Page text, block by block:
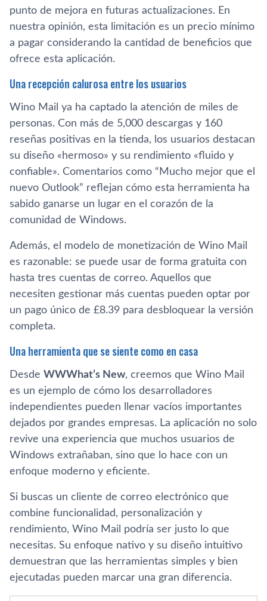
punto de mejora en futuras actualizaciones. En
nuestra opinión, esta limitación es un precio mínimo
a pagar considerando la cantidad de beneficios que
ofrece esta aplicación.
Una recepción calurosa entre los usuarios
Wino Mail ya ha captado la atención de miles de
personas. Con más de 5,000 descargas y 160
reseñas positivas en la tienda, los usuarios destacan
su diseño «hermoso» y su rendimiento «fluido y
confiable». Comentarios como “Mucho mejor que el
nuevo Outlook” reflejan cómo esta herramienta ha
sabido ganarse un lugar en el corazón de la
comunidad de Windows.
Además, el modelo de monetización de Wino Mail
es razonable: se puede usar de forma gratuita con
hasta tres cuentas de correo. Aquellos que
necesiten gestionar más cuentas pueden optar por
un pago único de £8.39 para desbloquear la versión
completa.
Una herramienta que se siente como en casa
Desde WWWhat’s New, creemos que Wino Mail
es un ejemplo de cómo los desarrolladores
independientes pueden llenar vacíos importantes
dejados por grandes empresas. La aplicación no solo
revive una experiencia que muchos usuarios de
Windows extrañaban, sino que lo hace con un
enfoque moderno y eficiente.
Si buscas un cliente de correo electrónico que
combine funcionalidad, personalización y
rendimiento, Wino Mail podría ser justo lo que
necesitas. Su enfoque nativo y su diseño intuitivo
demuestran que las herramientas simples y bien
ejecutadas pueden marcar una gran diferencia.